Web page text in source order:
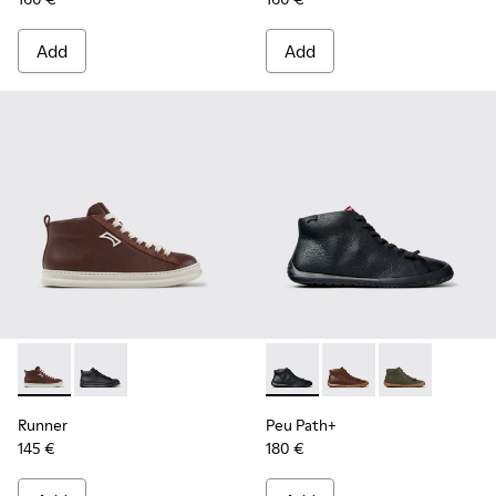
Add Add
Runner - K300550-003 - Brown Leather and Nubuck
Runner - K300550-004 - Black Leather and Nubuck
Runner
145 €
Peu Path+ - K300558-004
Peu Path+ -Peu Path+ -
Peu Path+
180 €